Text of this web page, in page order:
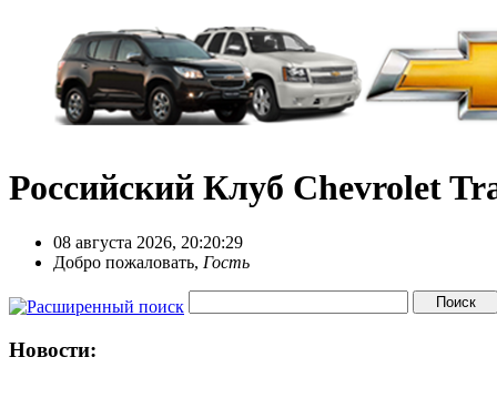
Российский Клуб Chevrolet
08 августа 2026, 20:20:29
Добро пожаловать, Гость
Новости: